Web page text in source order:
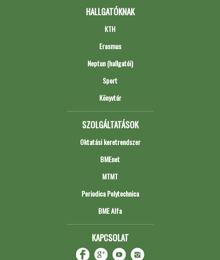
HALLGATÓKNAK
KTH
Erasmus
Neptun (hallgatói)
Sport
Könyvtár
SZOLGÁLTATÁSOK
Oktatási keretrendszer
BMEnet
MTMT
Periodica Polytechnica
BME Alfa
KAPCSOLAT